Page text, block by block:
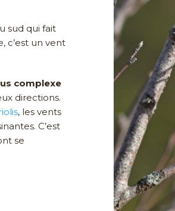
sud qui fait
c’est un vent
complexe
directions.
, les vents
C’est
se